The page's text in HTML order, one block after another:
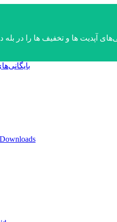
آپدیت ها و تخفیف ها را در بله